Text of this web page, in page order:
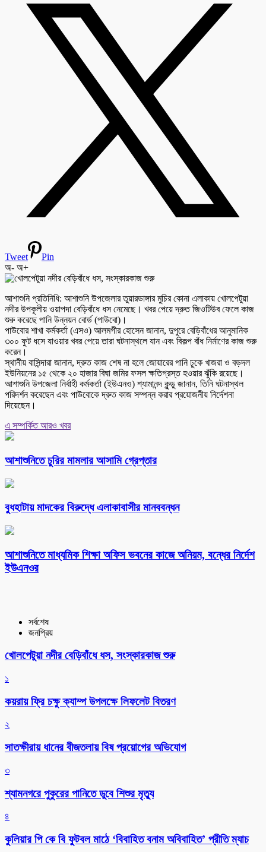
Tweet
Pin
অ- অ+
আশাশুনি প্রতিনিধি: আশাশুনি উপজেলার তুয়ারডাঙ্গার মুচির কোনা এলাকায় খোলপেটুয়া
নদীর উপকূলীয় ওয়াপদা বেড়িবাঁধে ধস নেমেছে। খবর পেয়ে দ্রুত জিওটিউব ফেলে কাজ
শুরু করেছে পানি উন্নয়ন বোর্ড (পাউবো)।
পাউবোর শাখা কর্মকর্তা (এসও) আলমগীর হোসেন জানান, দুপুরে বেড়িবাঁধের আনুমানিক
৩০০ ফুট ধসে যাওয়ার খবর পেয়ে তারা ঘটনাস্থলে যান এবং বিকল্প বাঁধ নির্মাণের কাজ শুরু
করেন।
স্থানীয় বাসিন্দারা জানান, দ্রুত কাজ শেষ না হলে জোয়ারের পানি ঢুকে খাজরা ও বড়দল
ইউনিয়নের ১৫ থেকে ২০ হাজার বিঘা জমির ফসল ক্ষতিগ্রস্ত হওয়ার ঝুঁকি রয়েছে।
আশাশুনি উপজেলা নির্বাহী কর্মকর্তা (ইউএনও) শ্যামানন্দ কুন্ডু জানান, তিনি ঘটনাস্থল
পরিদর্শন করেছেন এবং পাউবোকে দ্রুত কাজ সম্পন্ন করার প্রয়োজনীয় নির্দেশনা
দিয়েছেন।
এ সম্পর্কিত আরও খবর
আশাশুনিতে চুরির মামলার আসামি গ্রেপ্তার
বুধহাটায় মাদকের বিরুদ্ধে এলাকাবাসীর মানববন্ধন
আশাশুনিতে মাধ্যমিক শিক্ষা অফিস ভবনের কাজে অনিয়ম, বন্ধের নির্দেশ
ইউএনওর
সর্বশেষ
জনপ্রিয়
খোলপেটুয়া নদীর বেড়িবাঁধে ধস, সংস্কারকাজ শুরু
১
কয়রায় ফ্রি চক্ষু ক্যাম্প উপলক্ষে লিফলেট বিতরণ
২
সাতক্ষীরায় ধানের বীজতলায় বিষ প্রয়োগের অভিযোগ
৩
শ্যামনগরে পুকুরের পানিতে ডুবে শিশুর মৃত্যু
৪
কুলিয়ার পি কে বি ফুটবল মাঠে ‘বিবাহিত বনাম অবিবাহিত’ প্রীতি ম্যাচ